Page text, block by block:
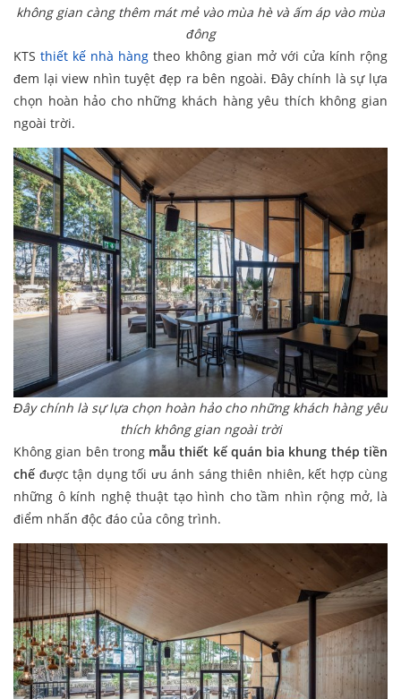
không gian càng thêm mát mẻ vào mùa hè và ấm áp vào mùa
đông
KTSthiết kế nhà hàng theo không gian mở với cửa kính rộng
đem lại view nhìn tuyệt đẹp ra bên ngoài. Đây chính là sự lựa
chọn hoàn hảo cho những khách hàng yêu thích không gian
ngoài trời.
Đây chính là sự lựa chọn hoàn hảo cho những khách hàng yêu
thích không gian ngoài trời
Không gian bên trong mẫu thiết kế quán bia khung thép tiền
chế được tận dụng tối ưu ánh sáng thiên nhiên, kết hợp cùng
những ô kính nghệ thuật tạo hình cho tầm nhìn rộng mở, là
điểm nhấn độc đáo của công trình.